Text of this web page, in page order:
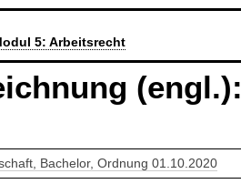
5: Arbeitsrecht
Bachelor, Ordnung 01.10.2020